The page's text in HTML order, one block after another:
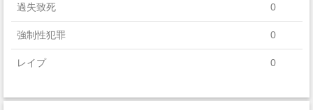
Services
English Language And Literature/Letters
Foreign Languages, Literatures, And Linguistics
History
過失致死 0
強制性犯罪 0
レイプ 0